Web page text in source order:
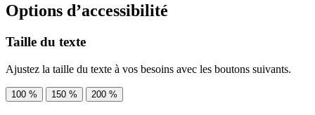
Options d’accessibilité
Taille du texte
Ajustez la taille du texte à vos besoins avec les boutons suivants.
100 % 150 % 200 %